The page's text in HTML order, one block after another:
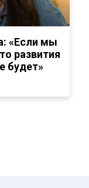
«Если мы
развития
будет»